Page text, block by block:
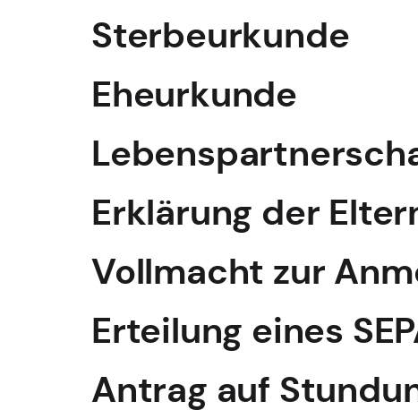
Sterbeurkunde
Eheurkunde
Erklärung der
Vollmacht zur
Erteilung eines
Antrag auf